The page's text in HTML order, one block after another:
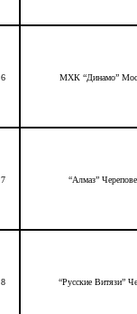
6 МХК “Динамо”
7 “Алмаз”
8 “Русские Витязи”